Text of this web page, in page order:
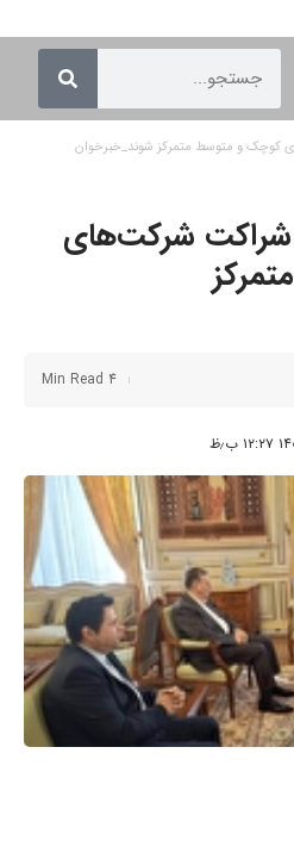
کوچک و متوسط متمرکز شوند_خبرخوان
شراکت شرکت‌های
4 Min Read